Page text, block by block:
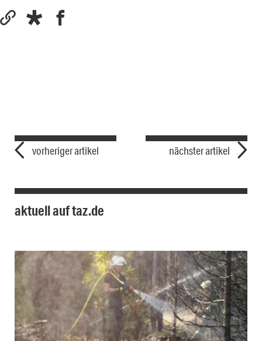
vorheriger artikel nächster artikel
aktuell auf taz.de